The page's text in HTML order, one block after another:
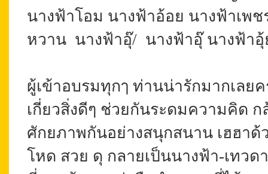
นางฟ้าโอม นางฟ้าอ้อย นางฟ้าเพ
หวาน นางฟ้าอุ๊/ นางฟ้าอุ๊ นางฟ้า
ผู้เข้าอบรมทุกๅ ท่านน่ารักมากเลย
เกี่ยวสิ่งดีๆ ช่วยกันระดมความคิด
ศักยภาพกันอย่างสนุกสนาน เฮฮาด้
โหด สวย ดุ กลายเป็นนางฟ้า-เทว